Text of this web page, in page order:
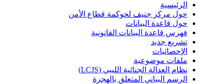
الرئيسية
حول مركز جنيف لحوكمة قطاع الأمن
حول قاعدة البيانات
فهرس قاعدة البيانات القانونية
تشريع جديد
الإحصائيات
ملفات موضوعية
نظام العدالة الجنائية الليبي (LCJS)
الرسم البياني المتعلق بالهجرة